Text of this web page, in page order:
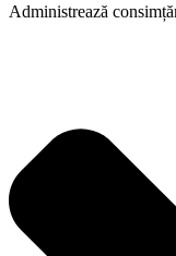
Administrează